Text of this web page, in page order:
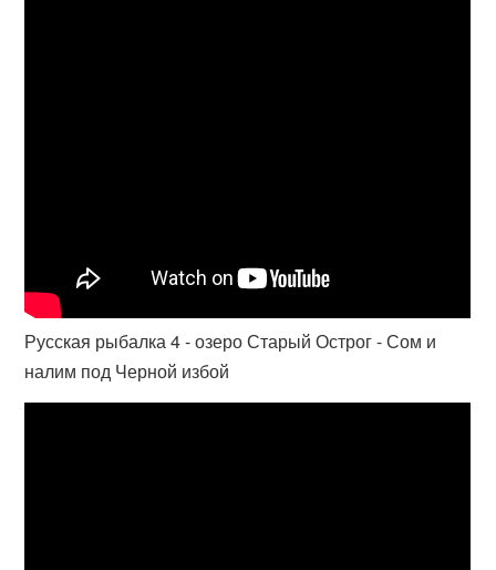
Русская рыбалка 4 - озеро Старый Острог - Сом и
налим под Черной избой